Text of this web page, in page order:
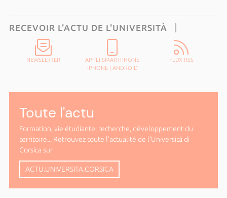
RECEVOIR L'ACTU DE L'UNIVERSITÀ
NEWSLETTER
APPLI SMARTPHONE
IPHONE| ANDROID
FLUX RSS
Toute l'actu
Formation, vie étudiante, recherche, développement du
territoire... Retrouvez toute l'actualité de l'Università di
Corsica sur
ACTU.UNIVERSITA.CORSICA